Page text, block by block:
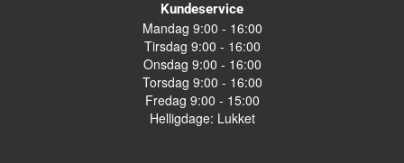
Kundeservice
Mandag 9:00 - 16:00
Tirsdag 9:00 - 16:00
Onsdag 9:00 - 16:00
Torsdag 9:00 - 16:00
Fredag 9:00 - 15:00
Helligdage: Lukket